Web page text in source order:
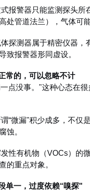
式报警器只能监测探头
处管道法兰），气体可
探测器属于精密仪器，
致报警器形同虚设。
常的，可以忽略不计
点没事。"这种心态在
谓“微漏"积少成多，不仅
蚀。
性有机物（VOCs）的
的重点对象。
单一，过度依赖“嗅探"